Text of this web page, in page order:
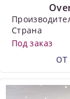
Страна
Под заказ
от